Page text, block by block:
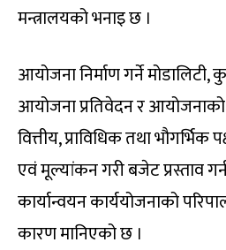
मन्त्रालयको भनाइ छ ।
आयोजना निर्माण गर्ने
आयोजना प्रतिवेदन र
वित्तीय, प्राविधिक तथा
एवं मूल्यांकन गरी बजेट प्रस्ताव
कार्यान्वयन कार्ययोजनाको
कारण मानिएको छ ।